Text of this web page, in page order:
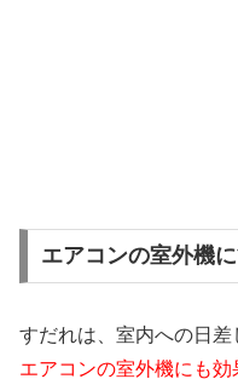
エアコンの室外機
すだれは、室内への日差
エアコンの室外機にも効